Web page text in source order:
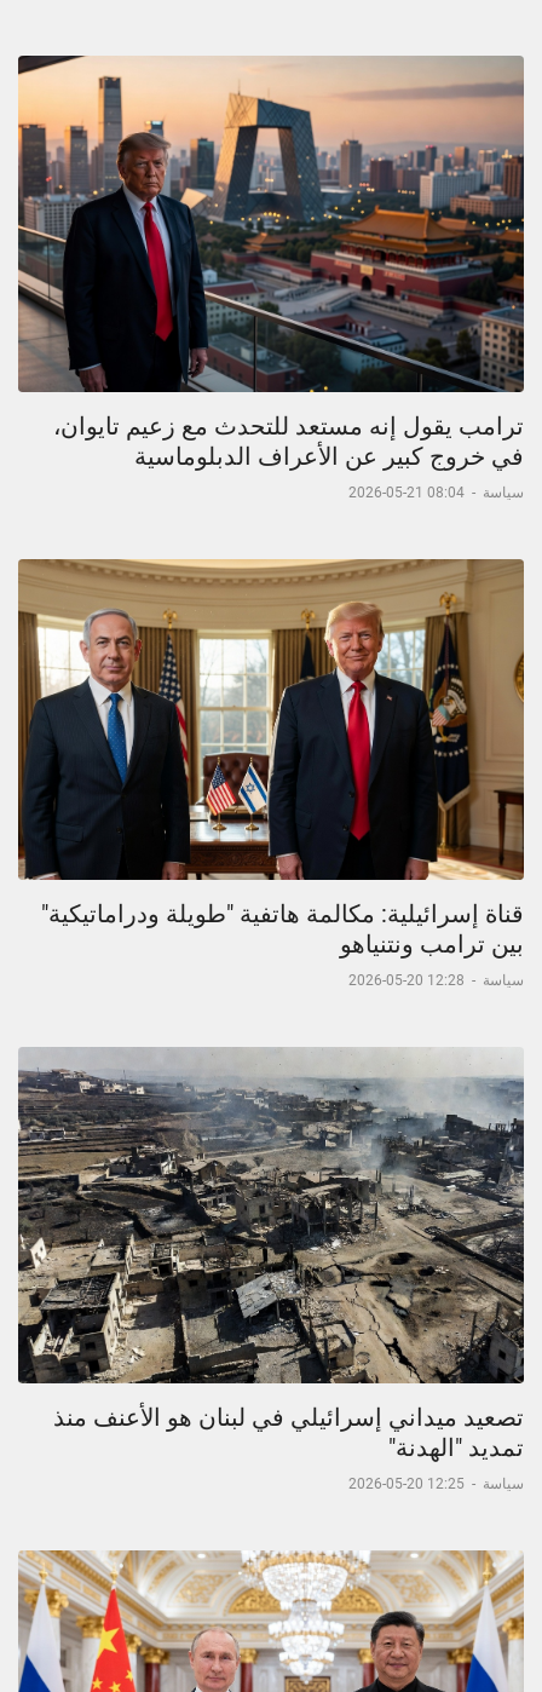
ترامب يقول إنه مستعد للتحدث مع زعيم تايوان،
في خروج كبير عن الأعراف الدبلوماسية
سياسة -
08:04 21-05-2026
قناة إسرائيلية: مكالمة هاتفية "طويلة ودراماتيكية"
بين ترامب ونتنياهو
سياسة -
12:28 20-05-2026
تصعيد ميداني إسرائيلي في لبنان هو الأعنف منذ
تمديد "الهدنة"
سياسة -
12:25 20-05-2026